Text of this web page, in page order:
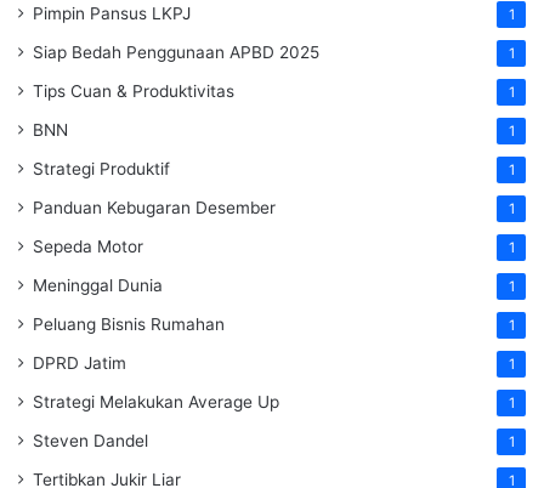
Pimpin Pansus LKPJ 1
Siap Bedah Penggunaan APBD 2025 1
Tips Cuan & Produktivitas 1
BNN 1
Strategi Produktif 1
Panduan Kebugaran Desember 1
Sepeda Motor 1
Meninggal Dunia 1
Peluang Bisnis Rumahan 1
DPRD Jatim 1
Strategi Melakukan Average Up 1
Steven Dandel 1
Tertibkan Jukir Liar 1